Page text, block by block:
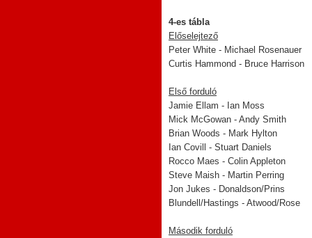
4-es tábla
Előselejtező
Peter White - Michael Rosenauer
Curtis Hammond - Bruce Harrison
Első forduló
Jamie Ellam - Ian Moss
Mick McGowan - Andy Smith
Brian Woods - Mark Hylton
Ian Covill - Stuart Daniels
Rocco Maes - Colin Appleton
Steve Maish - Martin Perring
Jon Jukes - Donaldson/Prins
Blundell/Hastings - Atwood/Rose
Második forduló